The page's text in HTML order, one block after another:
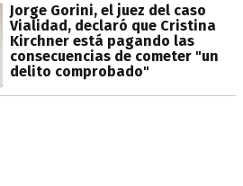
Jorge Gorini, el juez del caso
Vialidad, declaró que Cristina
Kirchner está pagando las
consecuencias de cometer "un
delito comprobado"